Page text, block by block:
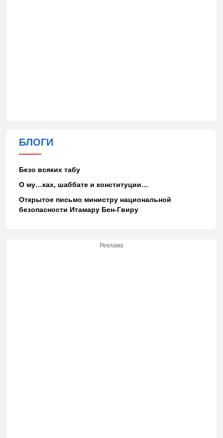
БЛОГИ
Безо всяких табу
О му…ках, шаббате и конституции…
Открытое письмо министру национальной
безопасности Итамару Бен-Гвиру
Реклама